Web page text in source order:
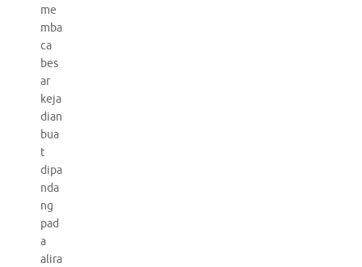
me
mba
ca
bes
ar
keja
dian
bua
t
dipa
nda
ng
pad
a
alira